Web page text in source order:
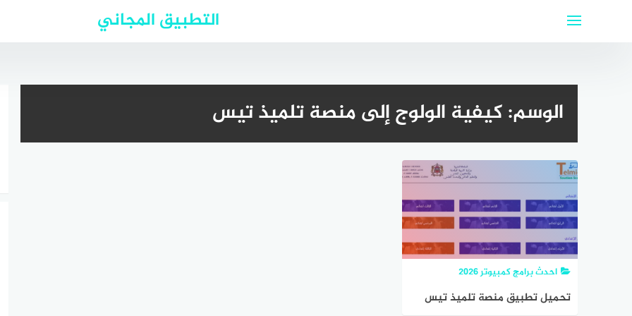
التطبيق المجاني
الوسم:كيفية الولوج إلى منصة تلميذ تيس
احدث برامج كمبيوتر 2026
تحميل تطبيق منصة تلميذ تيس